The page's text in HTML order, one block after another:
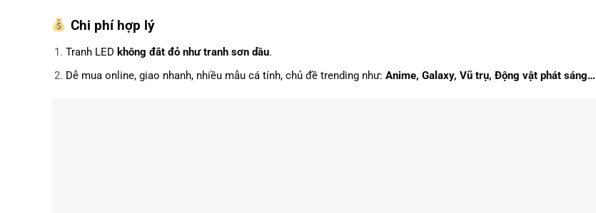
Chi phí hợp lý
Tranh LED không đắt đỏ như tranh sơn dầu.
Dễ mua online, giao nhanh, nhiều mẫu cá tính, chủ đề trending như: Anime, Galaxy, Vũ trụ, Động vật phát sáng…